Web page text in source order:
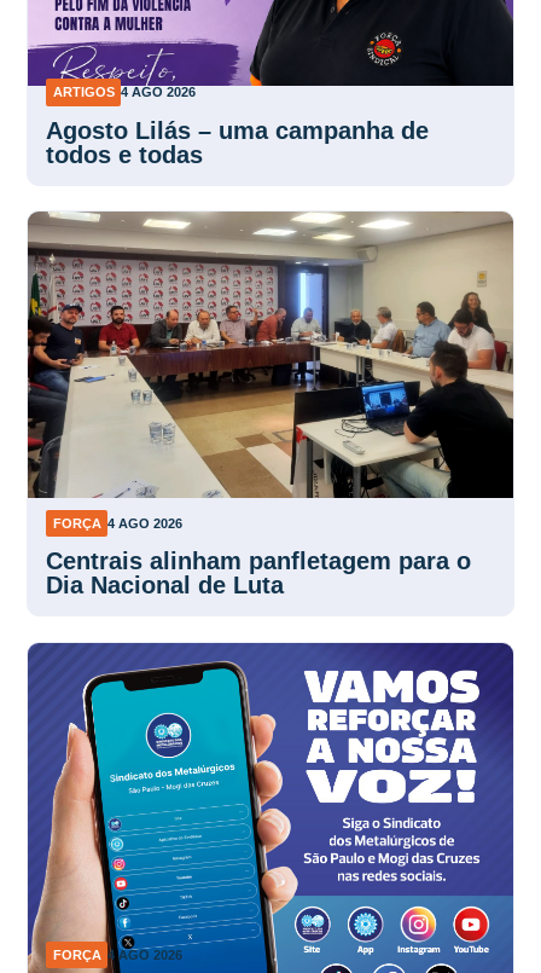
ARTIGOS 4 AGO 2026
Agosto Lilás – uma campanha de
todos e todas
FORÇA 4 AGO 2026
Centrais alinham panfletagem para o
Dia Nacional de Luta
FORÇA 4 AGO 2026